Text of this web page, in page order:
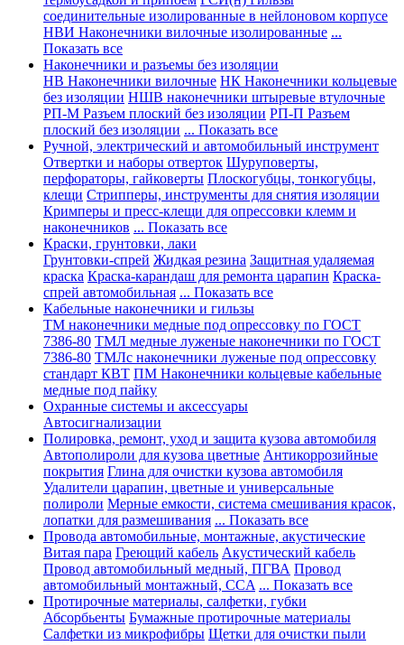
соединительные изолированные в нейлоновом корпусе
НВИ Наконечники вилочные изолированные ...
Показать все
Наконечники и разъемы без изоляции
НВ Наконечники вилочные НК Наконечники кольцевые
без изоляции НШВ наконечники штыревые втулочные
РП-М Разъем плоский без изоляции РП-П Разъем
плоский без изоляции ... Показать все
Ручной, электрический и автомобильный инструмент
Отвертки и наборы отверток Шуруповерты,
перфораторы, гайковерты Плоскогубцы, тонкогубцы,
клещи Стрипперы, инструменты для снятия изоляции
Кримперы и пресс-клещи для опрессовки клемм и
наконечников ... Показать все
Краски, грунтовки, лаки
Грунтовки-спрей Жидкая резина Защитная удаляемая
краска Краска-карандаш для ремонта царапин Краска-
спрей автомобильная ... Показать все
Кабельные наконечники и гильзы
ТМ наконечники медные под опрессовку по ГОСТ
7386-80 ТМЛ медные луженые наконечники по ГОСТ
7386-80 ТМЛс наконечники луженые под опрессовку
стандарт КВТ ПМ Наконечники кольцевые кабельные
медные под пайку
Охранные системы и аксессуары
Автосигнализации
Полировка, ремонт, уход и защита кузова автомобиля
Автополироли для кузова цветные Антикоррозийные
покрытия Глина для очистки кузова автомобиля
Удалители царапин, цветные и универсальные
полироли Мерные емкости, система смешивания красок,
лопатки для размешивания ... Показать все
Провода автомобильные, монтажные, акустические
Витая пара Греющий кабель Акустический кабель
Провод автомобильный медный, ПГВА Провод
автомобильный монтажный, CCA ... Показать все
Протирочные материалы, салфетки, губки
Абсорбьенты Бумажные протирочные материалы
Салфетки из микрофибры Щетки для очистки пыли